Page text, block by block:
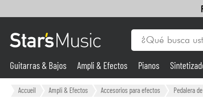
Guitarras & Bajos
Guitarras & Bajos Ampli & Efectos Pianos
Accueil Ampli & Efectos Accesorios para efectos Pedalera